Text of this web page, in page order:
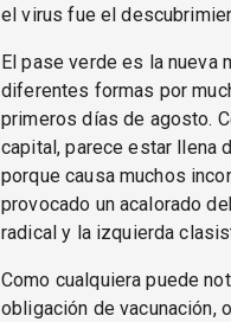
el virus fue el
El pase verde es la nueva
diferentes formas por
primeros días de agosto.
capital, parece estar llena
porque causa muchos
provocado un acalorado
radical y la izquierda
Como cualquiera puede
obligación de vacunación,